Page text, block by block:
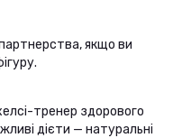
партнерства, якщо ви
тренер здорового
дієти — натуральні